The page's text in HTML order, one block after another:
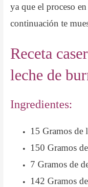
ya que el proceso
continuación te
Receta
leche de
Ingredientes:
15 Gramos de
150 Gramos
7 Gramos de
142 Gramos